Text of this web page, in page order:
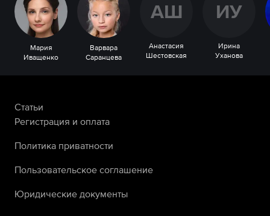
Мария
Иващенко
Варвара
Саранцева
АШ
Анастасия
Шестовская
ИУ
Ирина
Уханова
Статьи
Регистрация и оплата
Политика приватности
Пользовательское соглашение
Юридические документы